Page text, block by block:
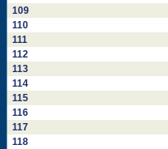
109
110
111
112
113
114
115
116
117
118